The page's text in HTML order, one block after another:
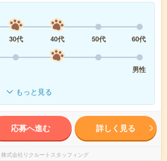
30代 40代 50代
60代
男性
もっと見る
応募へ進む 詳しく見る
株式会社リクルートスタッフィング